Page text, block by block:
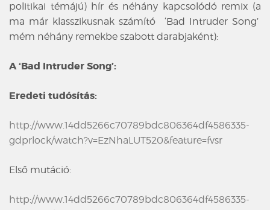
politikai témájú) hír és néhány kapcsolódó remix (a
ma már klasszikusnak számító ‘Bad Intruder Song’
mém néhány remekbe szabott darabjaként):
A ‘Bad Intruder Song’:
Eredeti tudósítás:
http://www.14dd5266c70789bdc806364df4586335-
gdprlock/watch?v=EzNhaLUT520&feature=fvsr
Első mutáció:
http://www.14dd5266c70789bdc806364df4586335-